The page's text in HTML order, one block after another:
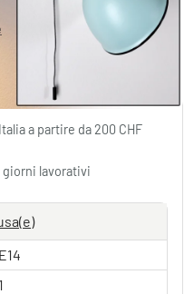
al carrello
a partire da 200 CHF
giorni lavorativi
E14
1